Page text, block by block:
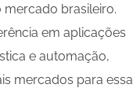
mercado brasileiro.
em aplicações
e automação,
mercados para essa